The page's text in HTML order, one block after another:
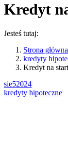
Kredyt
Jesteś tutaj:
Strona główna
kredyty
Kredyt na
sie52024
kredyty hipoteczne